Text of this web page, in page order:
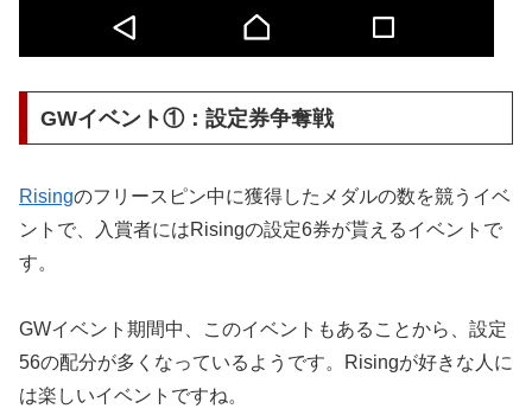
GWイベント①：設定券争奪戦
Risingのフリースピン中に獲得したメダルの数を競うイベ
ントで、入賞者にはRisingの設定6券が貰えるイベントで
す。
GWイベント期間中、このイベントもあることから、設定
56の配分が多くなっているようです。Risingが好きな人に
は楽しいイベントですね。